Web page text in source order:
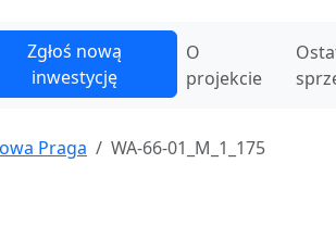
Zgłoś nową
inwestycję
O
projekcie
Praga WA-66-01_M_1_175